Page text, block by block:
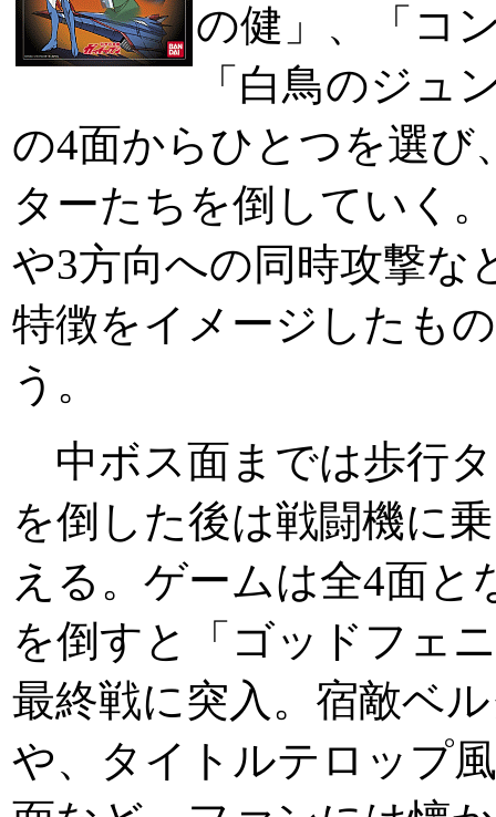
の健」、「コ
「白鳥のジュ
の4面からひとつを選び
ターたちを倒していく
や3方向への同時攻撃な
特徴をイメージしたも
う。
中ボス面までは歩行
を倒した後は戦闘機に
える。ゲームは全4面
を倒すと「ゴッドフェ
最終戦に突入。宿敵ベ
や、タイトルテロップ